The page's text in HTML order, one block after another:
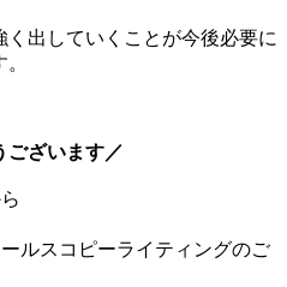
出していくことが今後必要に
ございます／
ルスコピーライティングのご